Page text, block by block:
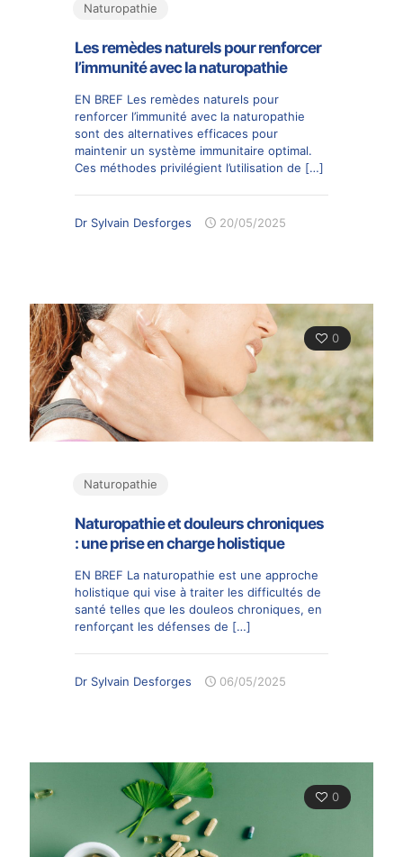
Naturopathie
Les remèdes naturels pour renforcer
l’immunité avec la naturopathie
EN BREF Les remèdes naturels pour
renforcer l’immunité avec la naturopathie
sont des alternatives efficaces pour
maintenir un système immunitaire optimal.
Ces méthodes privilégient l’utilisation de […]
Dr Sylvain Desforges 20/05/2025
0
Naturopathie
Naturopathie et douleurs chroniques
: une prise en charge holistique
EN BREF La naturopathie est une approche
holistique qui vise à traiter les difficultés de
santé telles que les douleos chroniques, en
renforçant les défenses de […]
Dr Sylvain Desforges 06/05/2025
0